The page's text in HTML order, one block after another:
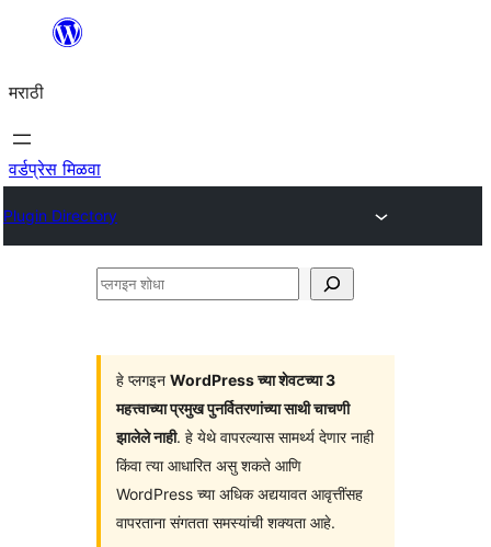
सामुग्रीवर
मराठी
वर्डप्रेस मिळवा
Plugin Directory
प्लगइन
हे प्लगइन WordPress च्या शेवटच्या 3
महत्त्वाच्या प्रमुख पुनर्वितरणांच्या साथी चाचणी
झालेले नाही. हे येथे वापरल्यास सामर्थ्य देणार नाही
किंवा त्या आधारित असु शकते आणि
WordPress च्या अधिक अद्ययावत आवृत्तींसह
वापरताना संगतता समस्यांची शक्यता आहे.